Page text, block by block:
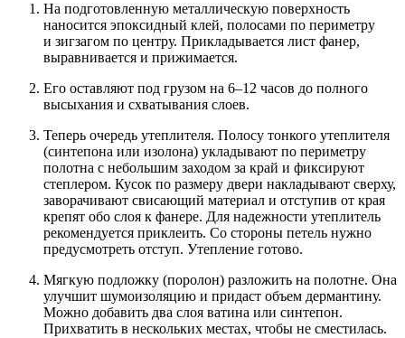
На подготовленную металлическую поверхность
наносится эпоксидный клей, полосами по периметру
и зигзагом по центру. Прикладывается лист фанер,
выравнивается и прижимается.
Его оставляют под грузом на 6–12 часов до полного
высыхания и схватывания слоев.
Теперь очередь утеплителя. Полосу тонкого утеплителя
(синтепона или изолона) укладывают по периметру
полотна с небольшим заходом за край и фиксируют
степлером. Кусок по размеру двери накладывают сверху,
заворачивают свисающий материал и отступив от края
крепят обо слоя к фанере. Для надежности утеплитель
рекомендуется приклеить. Со стороны петель нужно
предусмотреть отступ. Утепление готово.
Мягкую подложку (поролон) разложить на полотне. Она
улучшит шумоизоляцию и придаст объем дермантину.
Можно добавить два слоя ватина или синтепон.
Прихватить в нескольких местах, чтобы не сместилась.